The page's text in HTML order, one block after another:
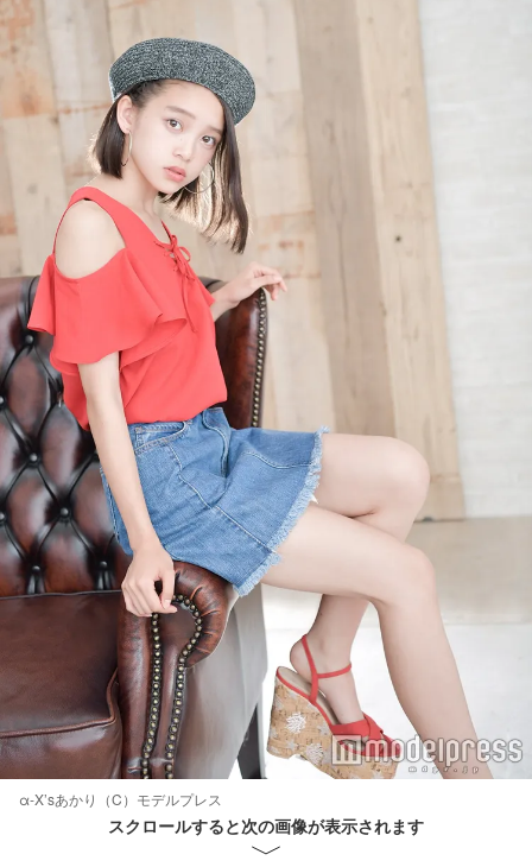
α-X’sあかり（C）モデルプレス
スクロールすると次の画像が表示されます